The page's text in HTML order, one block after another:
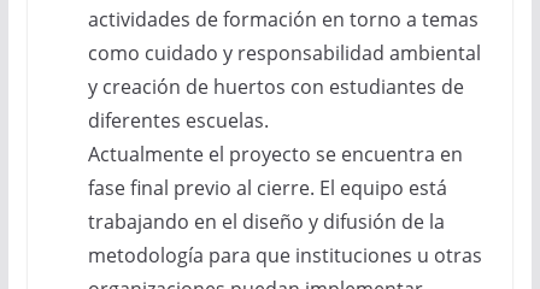
actividades de formación en torno a temas
como cuidado y responsabilidad ambiental
y creación de huertos con estudiantes de
diferentes escuelas.
Actualmente el proyecto se encuentra en
fase final previo al cierre. El equipo está
trabajando en el diseño y difusión de la
metodología para que instituciones u otras